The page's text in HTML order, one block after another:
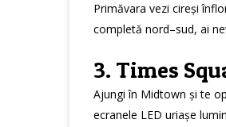
Primăvara vezi cireși
completă nord–sud, ai
3. Times
Ajungi în Midtown și te
ecranele LED uriașe